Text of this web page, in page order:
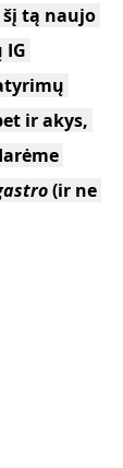
tą naujo
IG
ir akys,
(ir ne